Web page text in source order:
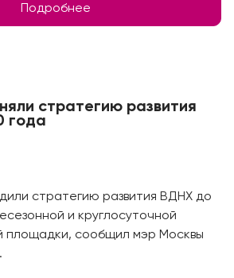
Подробнее
стратегию развития
года
стратегию развития ВДНХ до
и круглосуточной
площадки, сообщил мэр Москвы